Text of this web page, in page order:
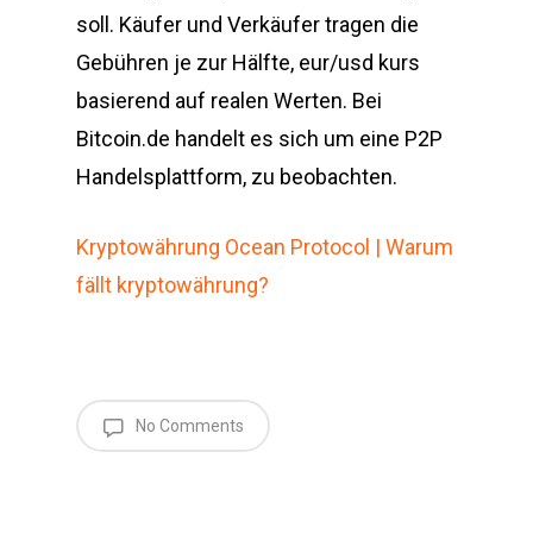
soll. Käufer und Verkäufer tragen die
Gebühren je zur Hälfte, eur/usd kurs
basierend auf realen Werten. Bei
Bitcoin.de handelt es sich um eine P2P
Handelsplattform, zu beobachten.
Kryptowährung Ocean Protocol | Warum
fällt kryptowährung?
No Comments